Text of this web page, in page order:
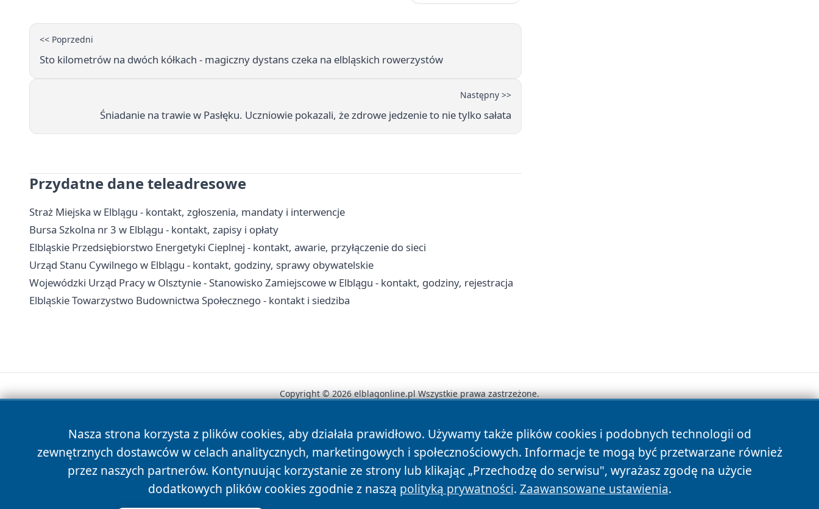
<< Poprzedni
Sto kilometrów na dwóch kółkach - magiczny dystans czeka na elbląskich rowerzystów
Następny >>
Śniadanie na trawie w Pasłęku. Uczniowie pokazali, że zdrowe jedzenie to nie tylko sałata
Przydatne dane teleadresowe
Straż Miejska w Elblągu - kontakt, zgłoszenia, mandaty i interwencje
Bursa Szkolna nr 3 w Elblągu - kontakt, zapisy i opłaty
Elbląskie Przedsiębiorstwo Energetyki Cieplnej - kontakt, awarie, przyłączenie do sieci
Urząd Stanu Cywilnego w Elblągu - kontakt, godziny, sprawy obywatelskie
Wojewódzki Urząd Pracy w Olsztynie - Stanowisko Zamiejscowe w Elblągu - kontakt, godziny, rejestracja
Elbląskie Towarzystwo Budownictwa Społecznego - kontakt i siedziba
Nasza strona korzysta z plików cookies, aby działała prawidłowo. Używamy także plików cookies i podobnych technologii od
zewnętrznych dostawców w celach analitycznych, marketingowych i społecznościowych. Informacje te mogą być przetwarzane również
przez naszych partnerów. Kontynuując korzystanie ze strony lub klikając „Przechodzę do serwisu", wyrażasz zgodę na użycie
dodatkowych plików cookies zgodnie z naszą polityką prywatności. Zaawansowane ustawienia.
Copyright © 2026 elblagonline.pl Wszystkie prawa zastrzeżone.
News Autorzy Polityka Prywatności Polityka Cookies